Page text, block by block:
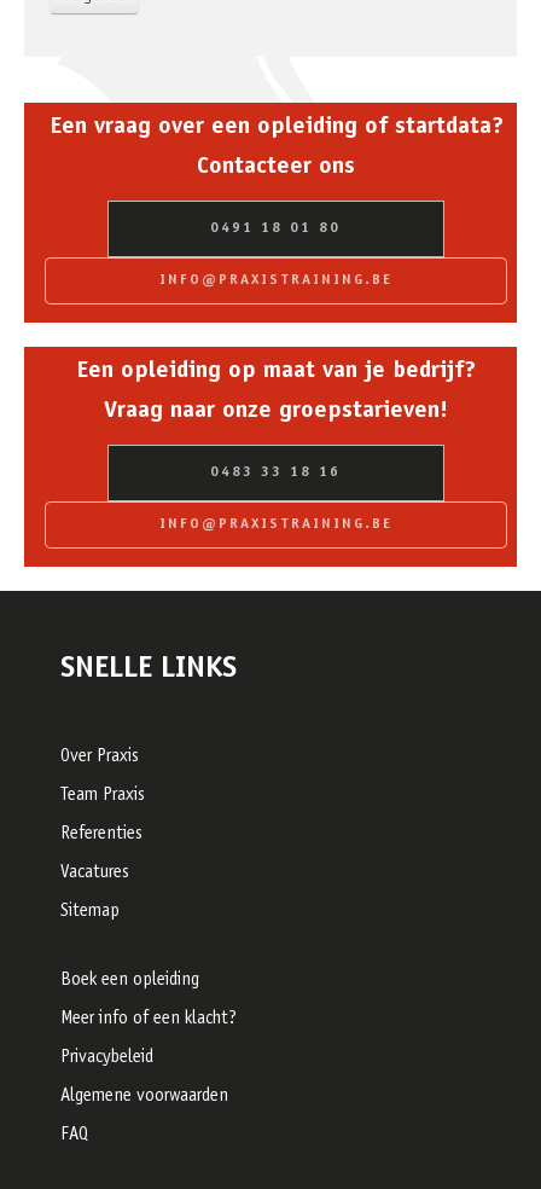
Een vraag over een opleiding of startdata?
Contacteer ons
0491 18 01 80
INFO@PRAXISTRAINING.BE
Een opleiding op maat van je bedrijf?
Vraag naar onze groepstarieven!
0483 33 18 16
INFO@PRAXISTRAINING.BE
SNELLE LINKS
Over Praxis
Team Praxis
Referenties
Vacatures
Sitemap
Boek een opleiding
Meer info of een klacht?
Privacybeleid
Algemene voorwaarden
FAQ